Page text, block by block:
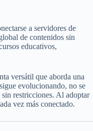
a servidores de
de contenidos sin
educativos,
versátil que aborda una
evolucionando, no se
restricciones. Al adoptar
vez más conectado.